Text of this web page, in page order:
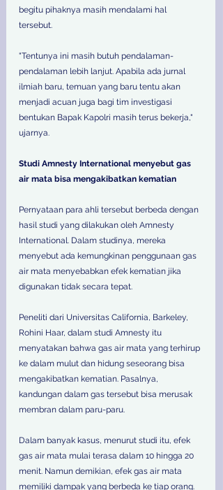
begitu pihaknya masih mendalami hal
tersebut.
"Tentunya ini masih butuh pendalaman-
pendalaman lebih lanjut. Apabila ada jurnal
ilmiah baru, temuan yang baru tentu akan
menjadi acuan juga bagi tim investigasi
bentukan Bapak Kapolri masih terus bekerja,"
ujarnya.
Studi Amnesty International menyebut gas
air mata bisa mengakibatkan kematian
Pernyataan para ahli tersebut berbeda dengan
hasil studi yang dilakukan oleh Amnesty
International. Dalam studinya, mereka
menyebut ada kemungkinan penggunaan gas
air mata menyebabkan efek kematian jika
digunakan tidak secara tepat.
Peneliti dari Universitas California, Barkeley,
Rohini Haar, dalam studi Amnesty itu
menyatakan bahwa gas air mata yang terhirup
ke dalam mulut dan hidung seseorang bisa
mengakibatkan kematian. Pasalnya,
kandungan dalam gas tersebut bisa merusak
membran dalam paru-paru.
Dalam banyak kasus, menurut studi itu, efek
gas air mata mulai terasa dalam 10 hingga 20
menit. Namun demikian, efek gas air mata
memiliki dampak yang berbeda ke tiap orang.